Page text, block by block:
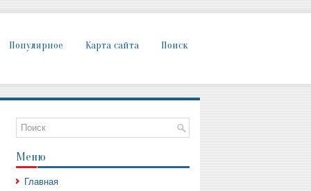
Популярное Карта сайта Поиск
Меню
Главная